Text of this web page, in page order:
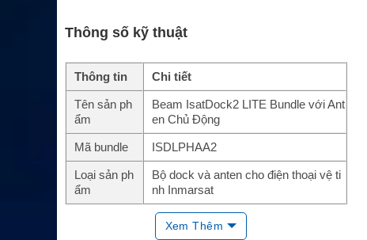
Thông số kỹ thuật
Thông tin Chi tiết
Tên sản ph
ẩm
Beam IsatDock2 LITE Bundle với Ant
en Chủ Động
Mã bundle ISDLPHAA2
Loại sản ph
ẩm
Bộ dock và anten cho điện thoại vệ ti
nh Inmarsat
Inmarsat IsatPhone 2
Xem Thêm